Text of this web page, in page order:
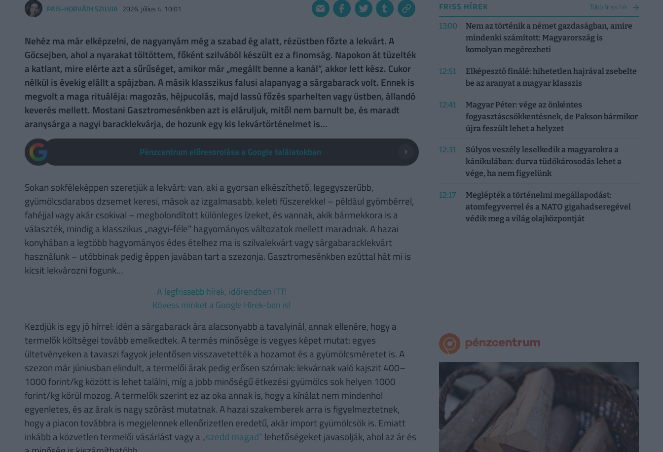
PAIS-HORVÁTH SZILVIA 2026. július 4. 10:01
Nehéz ma már elképzelni, de nagyanyám még a szabad ég alatt, rézüstben főzte a lekvárt. A
Göcsejben, ahol a nyarakat töltöttem, főként szilvából készült ez a finomság. Napokon át tüzelték
a katlant, mire elérte azt a sűrűséget, amikor már „megállt benne a kanál”, akkor lett kész. Cukor
nélkül is évekig elállt a spájzban. A másik klasszikus falusi alapanyag a sárgabarack volt. Ennek is
megvolt a maga rituáléja: magozás, héjpucolás, majd lassú főzés sparhelten vagy üstben, állandó
keverés mellett. Mostani Gasztromesénkben azt is eláruljuk, mitől nem barnult be, és maradt
aranysárga a nagyi baracklekvárja, de hozunk egy kis lekvártörténelmet is...
Pénzcentrum előresorolása a Google találatokban
Sokan sokféleképpen szeretjük a lekvárt: van, aki a gyorsan elkészíthető, legegyszerűbb,
gyümölcsdarabos dzsemet keresi, mások az izgalmasabb, keleti fűszerekkel – például gyömbérrel,
fahéjjal vagy akár csokival – megbolondított különleges ízeket, és vannak, akik bármekkora is a
választék, mindig a klasszikus „nagyi-féle” hagyományos változatok mellett maradnak. A hazai
konyhában a legtöbb hagyományos édes ételhez ma is szilvalekvárt vagy sárgabaracklekvárt
használunk – utóbbinak pedig éppen javában tart a szezonja. Gasztromesénkben ezúttal hát mi is
kicsit lekvározni fogunk…
A legfrissebb hírek, időrendben ITT!
Kövess minket a Google Hírek-ben is!
Kezdjük is egy jó hírrel: idén a sárgabarack ára alacsonyabb a tavalyinál, annak ellenére, hogy a
termelők költségei tovább emelkedtek. A termés minősége is vegyes képet mutat: egyes
ültetvényeken a tavaszi fagyok jelentősen visszavetették a hozamot és a gyümölcsméretet is. A
szezon már júniusban elindult, a termelői árak pedig erősen szórnak: lekvárnak való kajszit 400–
1000 forint/kg között is lehet találni, míg a jobb minőségű étkezési gyümölcs sok helyen 1000
forint/kg körül mozog. A termelők szerint ez az oka annak is, hogy a kínálat nem mindenhol
egyenletes, és az árak is nagy szórást mutatnak. A hazai szakemberek arra is figyelmeztetnek,
hogy a piacon továbbra is megjelennek ellenőrizetlen eredetű, akár import gyümölcsök is. Emiatt
inkább a közvetlen termelői vásárlást vagy a „szedd magad” lehetőségeket javasolják, ahol az ár és
FRISS HÍREK Több friss hír
13:00
Nem az történik a német gazdaságban, amire
mindenki számított: Magyarország is
komolyan megérezheti
12:51
Elképesztő finálé: hihetetlen hajrával zsebelte
be az aranyat a magyar klasszis
12:41
Magyar Péter: vége az önkéntes
fogyasztáscsökkentésnek, de Pakson bármikor
újra feszült lehet a helyzet
12:31
Súlyos veszély leselkedik a magyarokra a
kánikulában: durva tüdőkárosodás lehet a
vége, ha nem figyelünk
12:17
Meglépték a történelmi megállapodást:
atomfegyverrel és a NATO gigahadseregével
védik meg a világ olajközpontját